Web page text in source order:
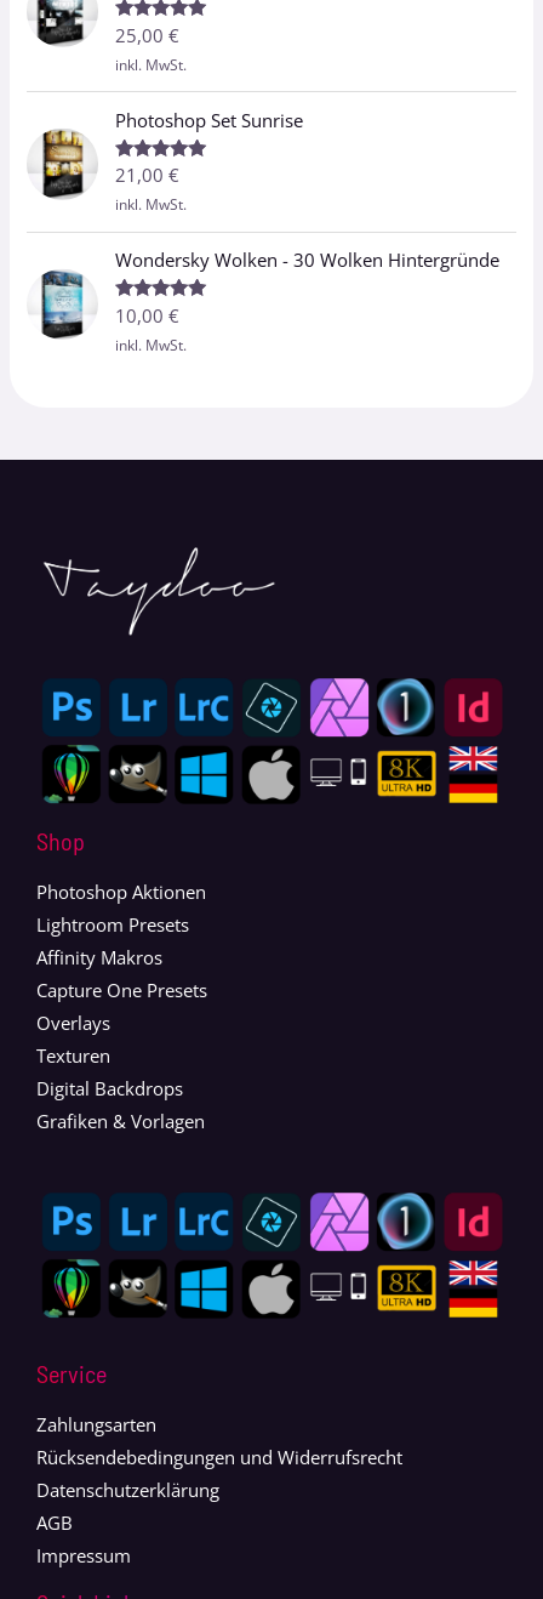
Bewertet
mit
von 5
25,00€
inkl. MwSt.
Photoshop Set Sunrise
Bewertet
mit
von 5
21,00€
inkl. MwSt.
Wondersky Wolken - 30 Wolken Hintergründe
Bewertet
mit
von 5
10,00€
inkl. MwSt.
Shop
Photoshop Aktionen
Lightroom Presets
Affinity Makros
Capture One Presets
Overlays
Texturen
Digital Backdrops
Grafiken & Vorlagen
Service
Zahlungsarten
Rücksendebedingungen und Widerrufsrecht
Datenschutzerklärung
AGB
Impressum